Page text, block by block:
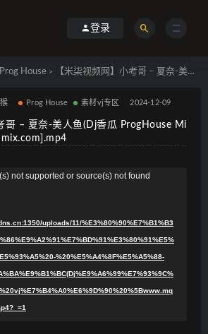
登录
Prog House > 【米柒视频网】小考哥 – 夏奈-美人鱼(Dj香瓜 ProgHouse Mix) vj素材 [www.mqmix.com].mp4
Prog House 素材vj专区 2024-12-09
哥 – 夏奈-美人鱼(Dj香瓜 ProgHouse Mi
not supported or source(s) not found
uploads/11/%E3%80%90%E7%B1%B3
%20%E5%A4%8F%E5%A5%88-